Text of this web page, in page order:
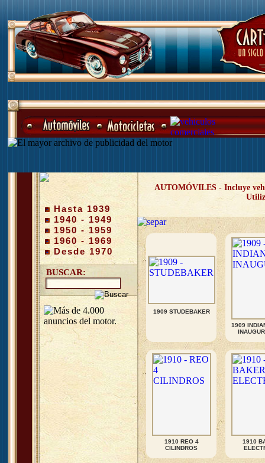
Hasta 1939
1940 - 1949
1950 - 1959
1960 - 1969
Desde 1970
BUSCAR:
AUTOMÓVILES - Incluye
1909 STUDEBAKER
1909
1910 REO 4
CILINDROS
1910